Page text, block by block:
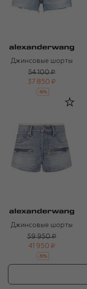
Джинсовые шорты
54 100 ₽
37 850 ₽
-30%
Джинсовые шорты
59 950 ₽
41 950 ₽
-30%